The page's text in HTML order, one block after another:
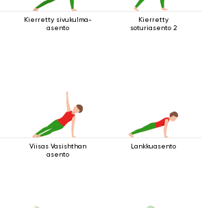
Kierretty sivukulma-
asento
Kierretty
soturiasento 2
Viisas Vasishthan
asento
Lankkuasento